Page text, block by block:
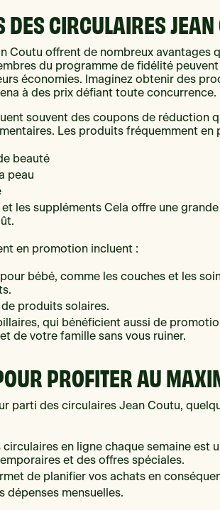
DES CIRCULAIRES
Coutu offrent de nombreux avantages
du programme de fidélité
économies. Imaginez obtenir des
à des prix défiant toute concurrence.
souvent des coupons de réduction
Les produits fréquemment en
beauté
peau
et les suppléments Cela offre une
en promotion incluent :
bébé, comme les couches et les
de produits solaires.
qui bénéficient aussi de
de votre famille sans vous ruiner.
PROFITER AU
parti des circulaires Jean Coutu,
circulaires en ligne chaque semaine est
et des offres spéciales.
de planifier vos achats en
dépenses mensuelles.